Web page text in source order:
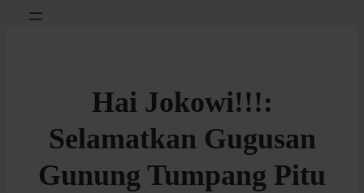
Hai Jokowi!!!:
Selamatkan Gugusan
Gunung Tumpang Pitu